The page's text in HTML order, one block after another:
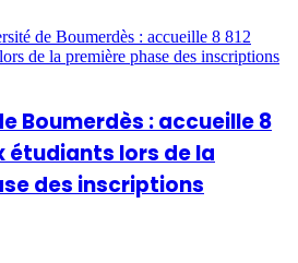
Boumerdès : accueille 8
étudiants lors de la
des inscriptions